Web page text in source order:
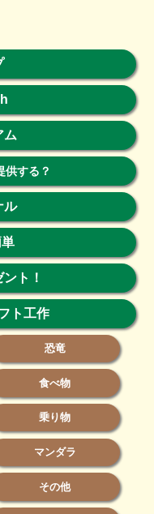
ム
供する？
ル
ト！
ト工作
恐竜
食べ物
乗り物
マンダラ
その他